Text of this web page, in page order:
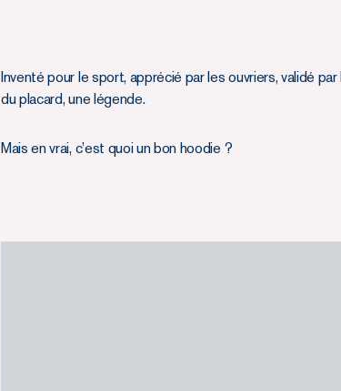
Inventé pour le sport, apprécié par les ouvriers, validé
du placard, une légende.
Mais en vrai, c’est quoi un bon hoodie ?